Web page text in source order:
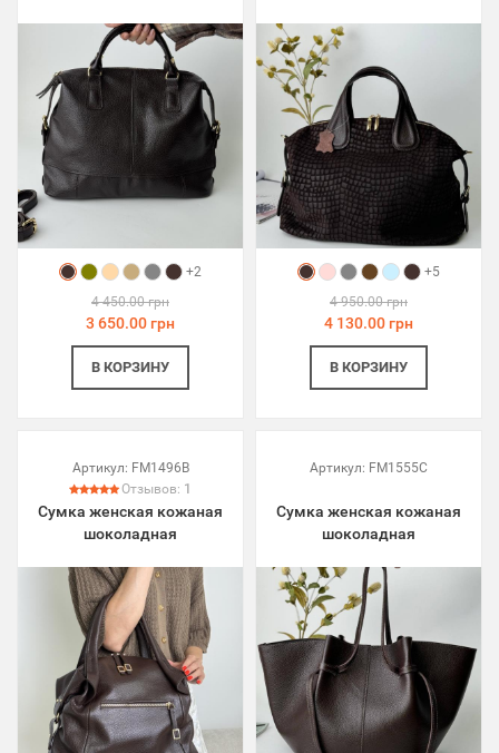
+2
4 450.00 грн
3 650.00 грн
В КОРЗИНУ
+5
4 950.00 грн
4 130.00 грн
В КОРЗИНУ
Артикул: FM1496B
Отзывов: 1
Сумка женская кожаная
шоколадная
Артикул: FM1555C
Сумка женская кожаная
шоколадная